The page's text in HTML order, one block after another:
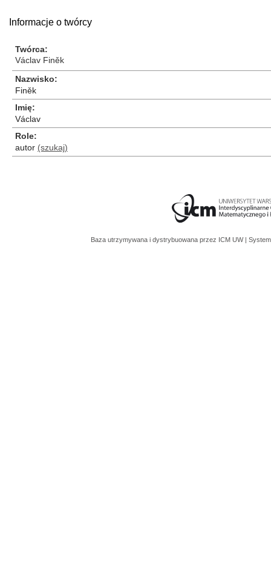
Informacje o twórcy
Twórca
Václav Finěk
Nazwisko
Finěk
Imię
Václav
Role
autor (szukaj)
Baza utrzymywana i dystrybuowana przez ICM UW |